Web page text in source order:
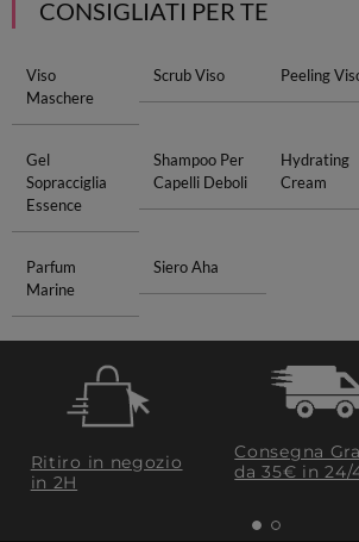
CONSIGLIATI PER TE
Viso
Maschere
Scrub Viso Peeling
Gel
Sopracciglia
Essence
Shampoo Per
Capelli Deboli
Hydrating
Cream
Parfum
Marine
Siero Aha
Ritiro in negozio
in 2H
Consegna
da 35€​ in 24/